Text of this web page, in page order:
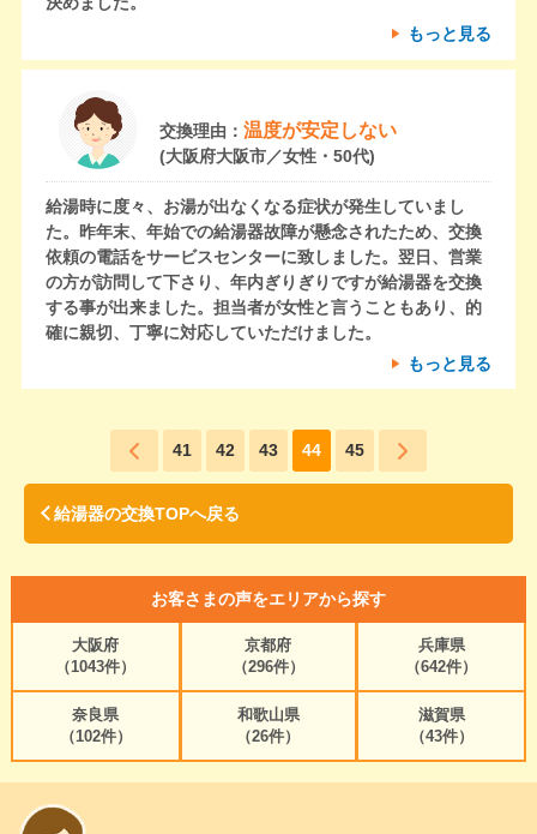
もっと見る
交換理由： 温度が安定しない
(大阪府大阪市／女性・50代)
給湯時に度々、お湯が出なくなる症状が発生していまし
た。昨年末、年始での給湯器故障が懸念されたため、交換
依頼の電話をサービスセンターに致しました。翌日、営業
の方が訪問して下さり、年内ぎりぎりですが給湯器を交換
する事が出来ました。担当者が女性と言うこともあり、的
確に親切、丁寧に対応していただけました。
もっと見る
41 42 43 44 45
給湯器の交換TOPへ戻る
お客さまの声をエリアから探す
大阪府
（1043件）
京都府
（296件）
兵庫県
（642件）
奈良県
（102件）
和歌山県
（26件）
滋賀県
（43件）